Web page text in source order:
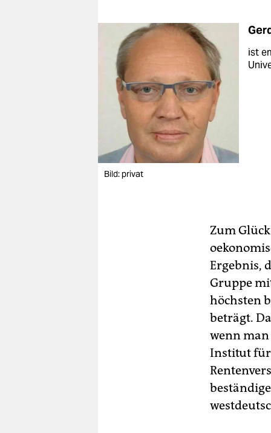
Bild: privat
ist
Zum
Ergebnis,
Gruppe
höchsten
beträgt.
wenn man
Institut für